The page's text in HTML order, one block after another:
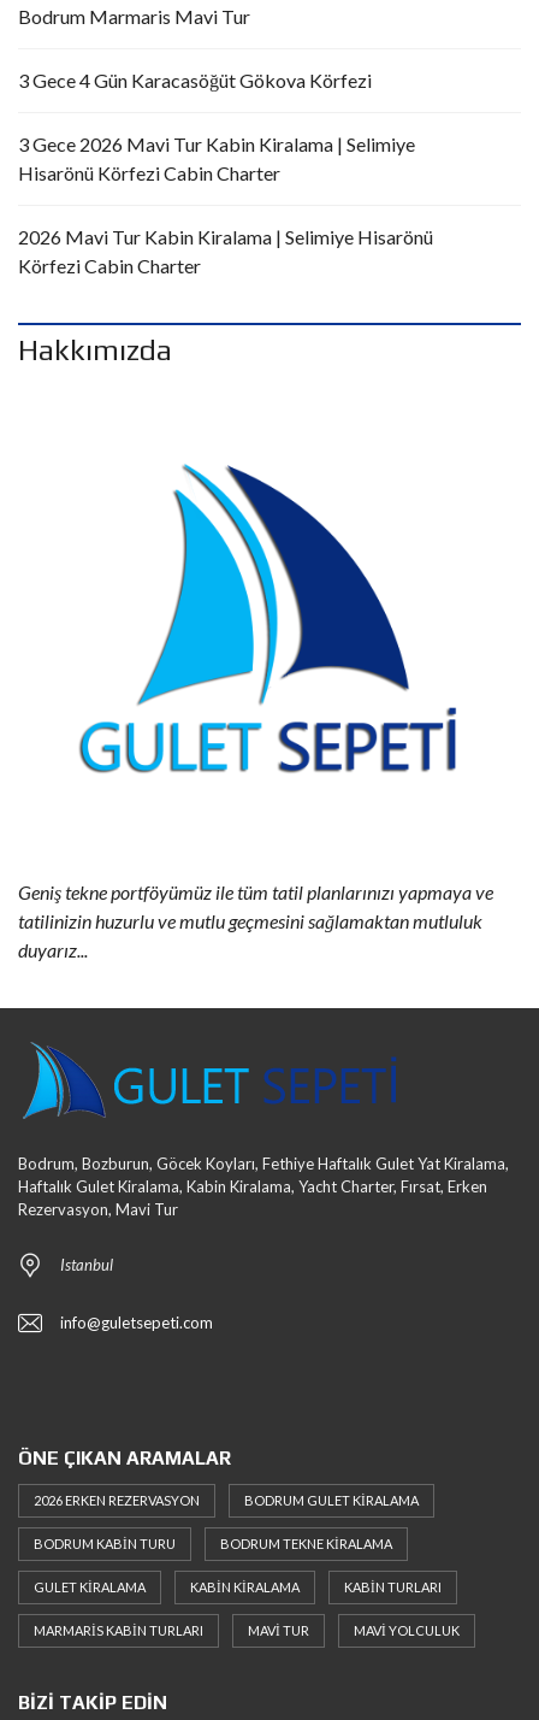
Bodrum Marmaris Mavi Tur
3 Gece 4 Gün Karacasöğüt Gökova Körfezi
3 Gece 2026 Mavi Tur Kabin Kiralama | Selimiye
Hisarönü Körfezi Cabin Charter
2026 Mavi Tur Kabin Kiralama | Selimiye Hisarönü
Körfezi Cabin Charter
Hakkımızda
Geniş tekne portföyümüz ile tüm tatil planlarınızı yapmaya ve
tatilinizin huzurlu ve mutlu geçmesini sağlamaktan mutluluk
duyarız...
Bodrum, Bozburun, Göcek Koyları, Fethiye Haftalık Gulet Yat Kiralama,
Haftalık Gulet Kiralama, Kabin Kiralama, Yacht Charter, Fırsat, Erken
Rezervasyon, Mavi Tur
Istanbul
info@guletsepeti.com
ÖNE ÇIKAN ARAMALAR
2026 ERKEN REZERVASYON BODRUM GULET KIRALAMA
BODRUM KABIN TURU BODRUM TEKNE KIRALAMA
GULET KIRALAMA KABIN KIRALAMA KABIN TURLARI
MARMARIS KABIN TURLARI MAVI TUR MAVI YOLCULUK
BIZI TAKIP EDIN